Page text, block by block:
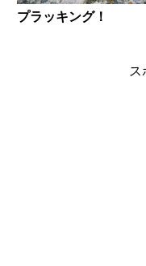
プラッキング！
ス